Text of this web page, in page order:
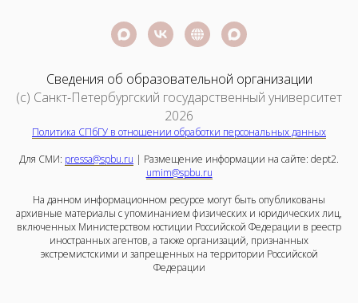
Сведения об образовательной организации
(c) Санкт-Петербургский государственный университет
2026
Политика СПбГУ в отношении обработки персональных данных
Для СМИ: pressa@spbu.ru | Размещение информации на сайте: dept2.
umim@spbu.ru
На данном информационном ресурсе могут быть опубликованы
архивные материалы с упоминанием физических и юридических лиц,
включенных Министерством юстиции Российской Федерации в реестр
иностранных агентов, а также организаций, признанных
экстремистскими и запрещенных на территории Российской
Федерации